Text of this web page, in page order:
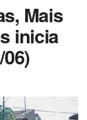
Mais
inicia